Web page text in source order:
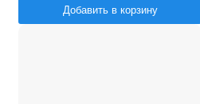
Добавить в корзину